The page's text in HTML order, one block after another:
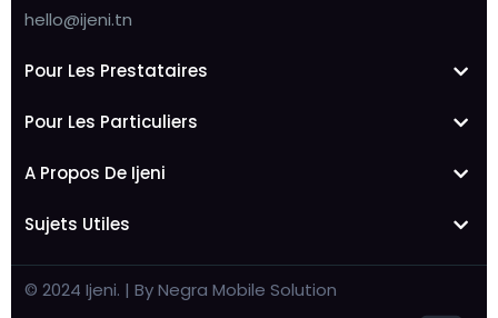
hello@ijeni.tn
Pour Les Prestataires
Pour Les Particuliers
A Propos De Ijeni
Sujets Utiles
© 2024 Ijeni. | By Negra Mobile Solution